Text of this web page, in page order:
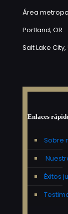
Área
Portland, OR
Salt Lake City,
Enlaces
Sobre
Éxitos